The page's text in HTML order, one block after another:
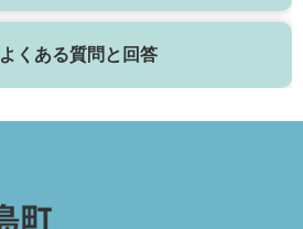
よくある質問と回答